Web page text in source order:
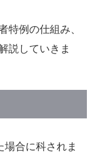
特例の仕組み、
説していきま
場合に科されま